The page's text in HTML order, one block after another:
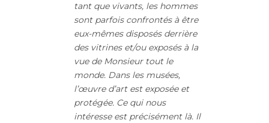
tant que vivants, les hommes
sont parfois confrontés à être
eux-mêmes disposés derrière
des vitrines et/ou exposés à la
vue de Monsieur tout le
monde. Dans les musées,
l’œuvre d’art est exposée et
protégée. Ce qui nous
intéresse est précisément là. Il